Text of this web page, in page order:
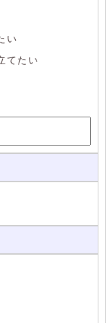
い
てたい